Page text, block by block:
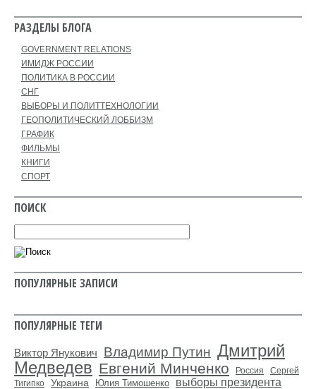
РАЗДЕЛЫ БЛОГА
GOVERNMENT RELATIONS
ИМИДЖ РОССИИ
ПОЛИТИКА В РОССИИ
СНГ
ВЫБОРЫ И ПОЛИТТЕХНОЛОГИИ
ГЕОПОЛИТИЧЕСКИЙ ЛОББИЗМ
ГРАФИК
ФИЛЬМЫ
КНИГИ
СПОРТ
ПОИСК
ПОПУЛЯРНЫЕ ЗАПИСИ
ПОПУЛЯРНЫЕ ТЕГИ
Виктор Янукович Владимир Путин Дмитрий
Медведев Евгений Минченко Россия
Сергей
Тигипко
Украина Юлия Тимошенко выборы президента